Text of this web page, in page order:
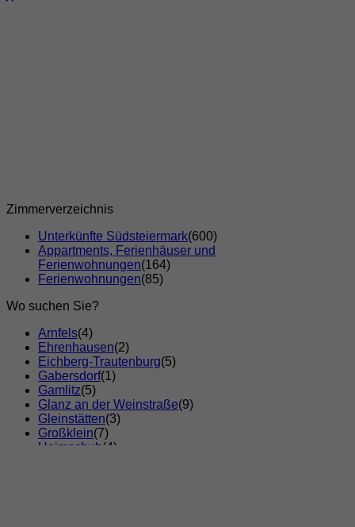
Zimmerverzeichnis
Unterkünfte Südsteiermark(600)
Appartments, Ferienhäuser und
Ferienwohnungen(164)
Ferienwohnungen(85)
Wo suchen Sie?
Arnfels(4)
Ehrenhausen(2)
Eichberg-Trautenburg(5)
Gabersdorf(1)
Gamlitz(5)
Glanz an der Weinstraße(9)
Gleinstätten(3)
Großklein(7)
Heimschuh(4)